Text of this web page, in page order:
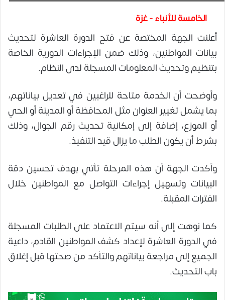
الخامسة للأنباء - غزة
أعلنت الجهة المختصة عن فتح الدورة العاشرة لتحديث
بيانات المواطنين، وذلك ضمن الإجراءات الدورية الخاصة
بتنظيم وتحديث المعلومات المسجلة لدى النظام.
وأوضحت أن الخدمة متاحة للراغبين في تعديل بياناتهم،
بما يشمل تغيير العنوان مثل المحافظة أو المدينة أو الحي
أو الموزع، إضافة إلى إمكانية تحديث رقم الجوال، وذلك
بشرط أن يكون الطلب ما يزال قيد التنفيذ.
وأكدت الجهة أن هذه المرحلة تأتي بهدف تحسين دقة
البيانات وتسهيل إجراءات التواصل مع المواطنين خلال
الفترات المقبلة.
كما نوهت إلى أنه سيتم الاعتماد على الطلبات المسجلة
في الدورة العاشرة لإعداد كشف المواطنين القادم، داعية
الجميع إلى مراجعة بياناتهم والتأكد من صحتها قبل إغلاق
باب التحديث.